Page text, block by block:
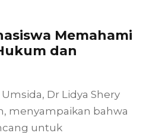
Memahami
dan
Dr Lidya Shery
menyampaikan bahwa
untuk